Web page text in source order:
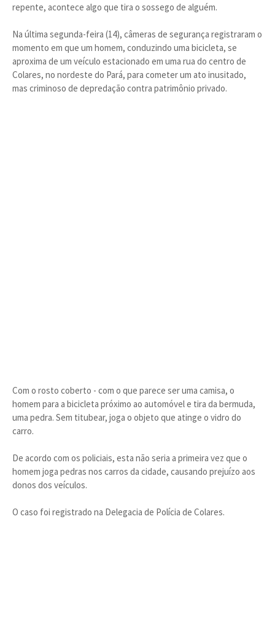
repente, acontece algo que tira o sossego de alguém.
Na última segunda-feira (14), câmeras de segurança registraram o
momento em que um homem, conduzindo uma bicicleta, se
aproxima de um veículo estacionado em uma rua do centro de
Colares, no nordeste do Pará, para cometer um ato inusitado,
mas criminoso de depredação contra patrimônio privado.
Com o rosto coberto - com o que parece ser uma camisa, o
homem para a bicicleta próximo ao automóvel e tira da bermuda,
uma pedra. Sem titubear, joga o objeto que atinge o vidro do
carro.
De acordo com os policiais, esta não seria a primeira vez que o
homem joga pedras nos carros da cidade, causando prejuízo aos
donos dos veículos.
O caso foi registrado na Delegacia de Polícia de Colares.